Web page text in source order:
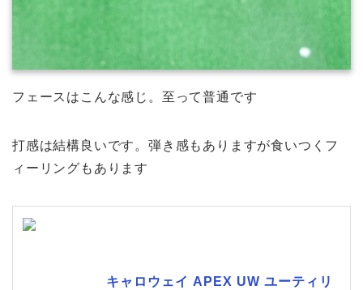
フェースはこんな感じ。至って普通です
打感は結構良いです。弾き感もありますが食いつくフ
ィーリングもあります
キャロウェイ APEX UW ユーティリ
新製品情報